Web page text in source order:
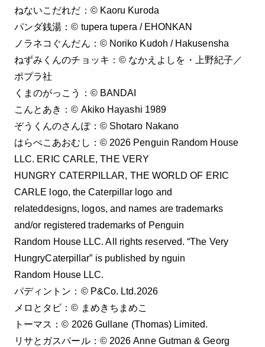
ねないこだれだ：© Kaoru Kuroda
パンダ銭湯：© tupera tupera / EHONKAN
ノラネコぐんだん：© Noriko Kudoh / Hakusensha
ねずみくんのチョッキ：© なかえよしを・上野紀子／
ポプラ社
くまのがっこう：© BANDAI
こんとあき：©︎ Akiko Hayashi 1989
ぞうくんのさんぽ：©︎ Shotaro Nakano
はらぺこあおむし：© 2026 Penguin Random House
LLC. ERIC CARLE, THE VERY
HUNGRY CATERPILLAR, THE WORLD OF ERIC
CARLE logo, the Caterpillar logo and
relateddesigns, logos, and names are trademarks
and/or registered trademarks of Penguin
Random House LLC. All rights reserved. “The Very
HungryCaterpillar” is published by nguin
Random House LLC.
パディントン：© P&Co. Ltd.2026
メロとタビ：©︎ まめきちまめこ
トーマス：© 2026 Gullane (Thomas) Limited.
リサとガスパール：©︎ 2026 Anne Gutman & Georg